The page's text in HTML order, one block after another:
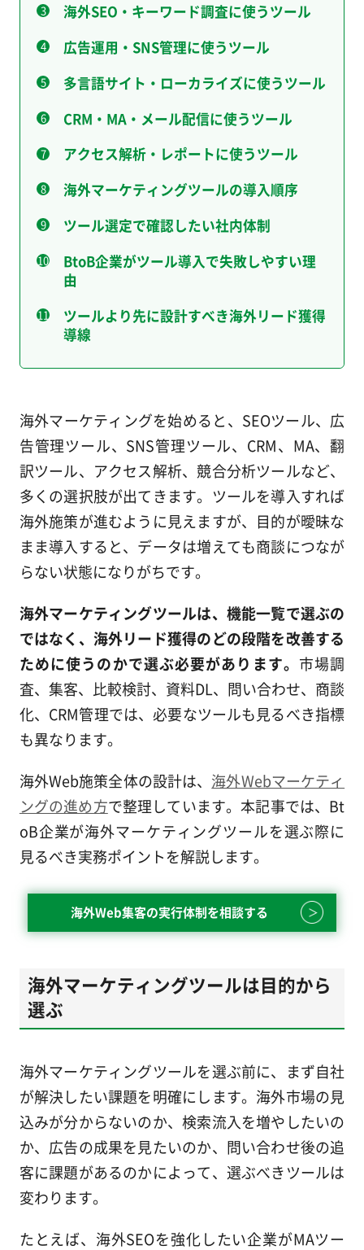
海外SEO・キーワード調査に使うツール
広告運用・SNS管理に使うツール
多言語サイト・ローカライズに使うツール
CRM・MA・メール配信に使うツール
アクセス解析・レポートに使うツール
海外マーケティングツールの導入順序
ツール選定で確認したい社内体制
BtoB企業がツール導入で失敗しやすい理
由
ツールより先に設計すべき海外リード獲得
導線
海外マーケティングを始めると、SEOツール、広
告管理ツール、SNS管理ツール、CRM、MA、翻
訳ツール、アクセス解析、競合分析ツールなど、
多くの選択肢が出てきます。ツールを導入すれば
海外施策が進むように見えますが、目的が曖昧な
まま導入すると、データは増えても商談につなが
らない状態になりがちです。
海外マーケティングツールは、機能一覧で選ぶの
ではなく、海外リード獲得のどの段階を改善する
ために使うのかで選ぶ必要があります。 市場調
査、集客、比較検討、資料DL、問い合わせ、商談
化、CRM管理では、必要なツールも見るべき指標
も異なります。
海外Web施策全体の設計は、 海外Webマーケティ
ングの進め方で整理しています。本記事では、Bt
oB企業が海外マーケティングツールを選ぶ際に
見るべき実務ポイントを解説します。
海外Web集客の実行体制を相談する
海外マーケティングツールは目的から
選ぶ
海外マーケティングツールを選ぶ前に、まず自社
が解決したい課題を明確にします。海外市場の見
込みが分からないのか、検索流入を増やしたいの
か、広告の成果を見たいのか、問い合わせ後の追
客に課題があるのかによって、選ぶべきツールは
変わります。
たとえば、海外SEOを強化したい企業がMAツー